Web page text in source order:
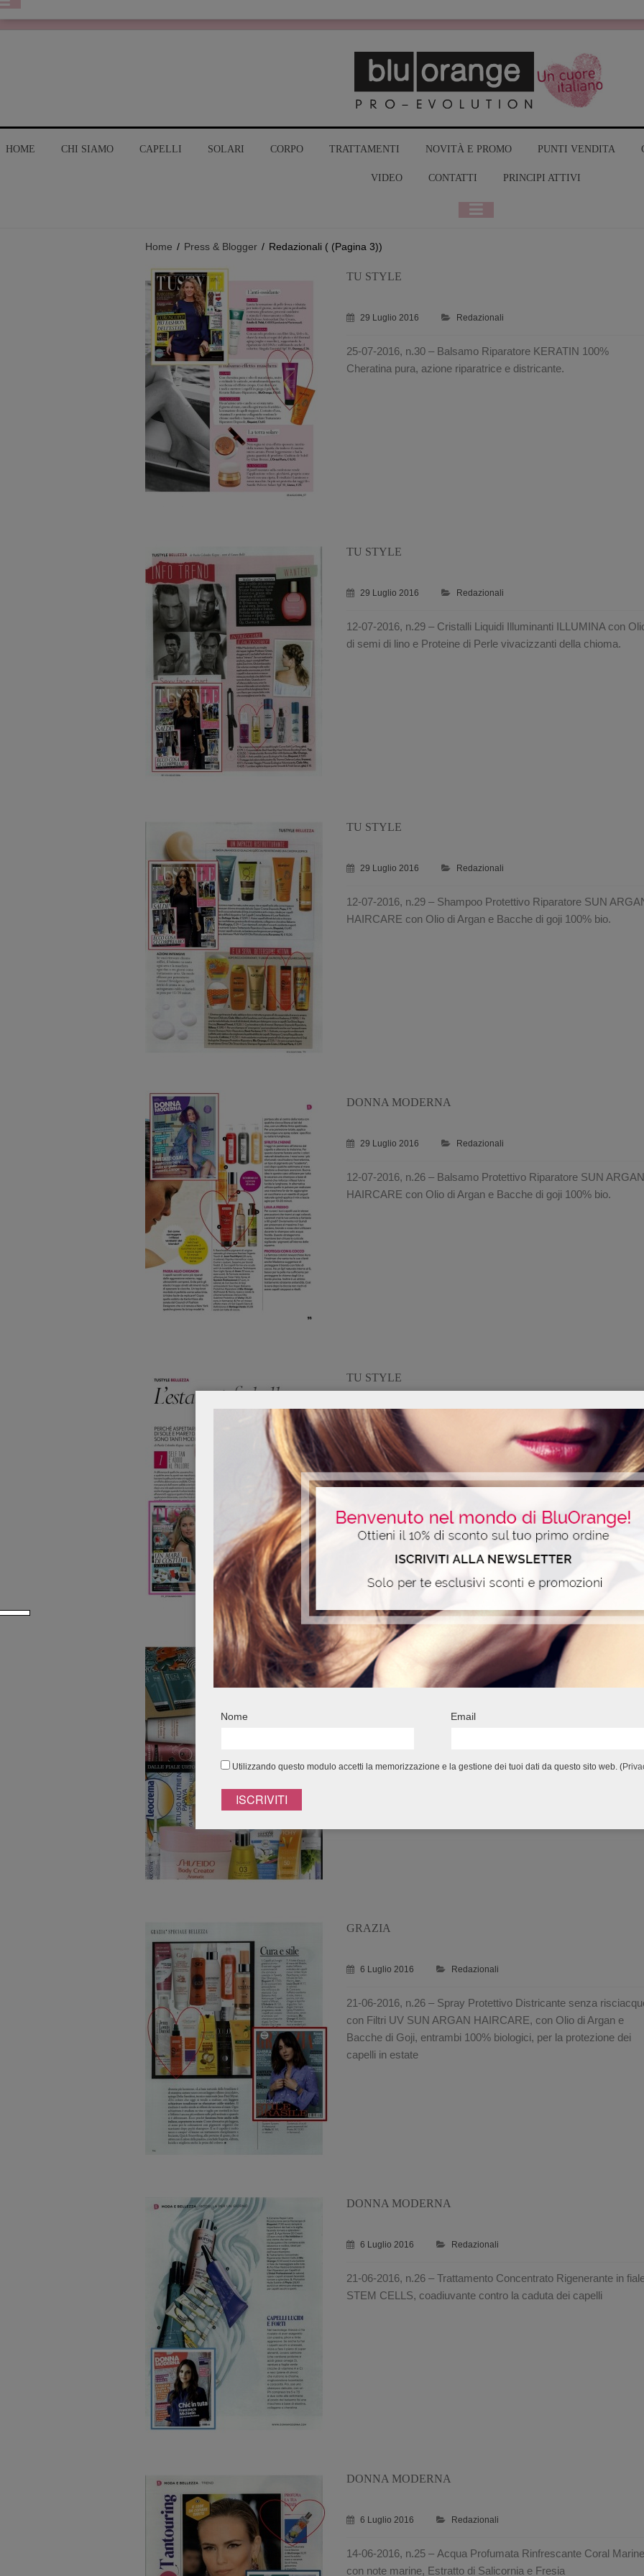
HOME CHI SIAMO CAPELLI SOLARI CORPO TRATTAMENTI NOVITÀ E PROMO PUNTI VENDITA
VIDEO CONTATTI PRINCIPI ATTIVI
Home / Press & Blogger / Redazionali ( (Pagina 3))
TU STYLE
29 Luglio 2016 Redazionali
25-07-2016, n.30 – Balsamo Riparatore KERATIN 100%
Cheratina pura, azione riparatrice e districante.
TU STYLE
29 Luglio 2016 Redazionali
12-07-2016, n.29 – Cristalli Liquidi Illuminanti ILLUMINA con
di semi di lino e Proteine di Perle vivacizzanti della chioma.
TU STYLE
29 Luglio 2016 Redazionali
12-07-2016, n.29 – Shampoo Protettivo Riparatore SUN
HAIRCARE con Olio di Argan e Bacche di goji 100% bio.
DONNA MODERNA
29 Luglio 2016 Redazionali
12-07-2016, n.26 – Balsamo Protettivo Riparatore SUN ARGAN
HAIRCARE con Olio di Argan e Bacche di goji 100% bio.
TU STYLE
6 Luglio 2016
27-06-2016, n.26 – Bagno Doccia Rinfrescante CORAL
MARINE, a base di Aloe Vera, nella gradevole fragranza marina
e fiorita con Estratto di Salicornia e Fresia.
GRAZIA
di Rosa e di Lime.
GRAZIA
6 Luglio 2016 Redazionali
21-06-2016, n.26 – Spray Protettivo Districante senza
con Filtri UV SUN ARGAN HAIRCARE, con Olio di Argan e
Bacche di Goji, entrambi 100% biologici, per la protezione dei
capelli in estate
DONNA MODERNA
6 Luglio 2016 Redazionali
21-06-2016, n.26 – Trattamento Concentrato Rigenerante in
STEM CELLS, coadiuvante contro la caduta dei capelli
DONNA MODERNA
6 Luglio 2016 Redazionali
14-06-2016, n.25 – Acqua Profumata Rinfrescante Coral Marine
con note marine, Estratto di Salicornia e Fresia
Nome Email
Utilizzando questo modulo accetti la memorizzazione e la gestione dei tuoi dati da questo sito web. (